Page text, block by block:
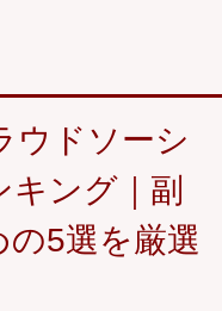
ウドソーシ
ング｜副
5選を厳選